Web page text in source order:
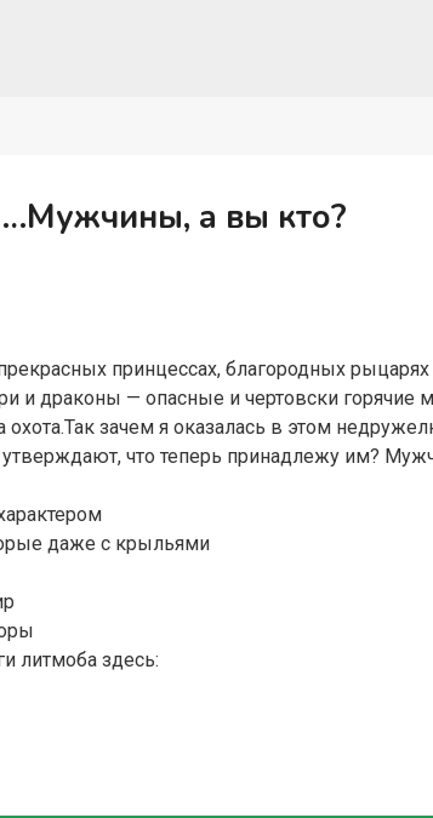
а вы кто?
принцессах, благородных
и драконы — опасные и чертовски горячие
охота.Так зачем я оказалась в этом
утверждают, что теперь принадлежу им?
даже с крыльями
литмоба здесь: